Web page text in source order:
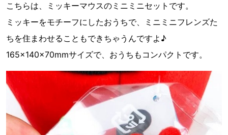
こちらは、ミッキーマウスのミニミニセットです。
ミッキーをモチーフにしたおうちで、ミニミニフレンズた
ちを住まわせることもできちゃうんですよ♪
165×140×70mmサイズで、おうちもコンパクトです。